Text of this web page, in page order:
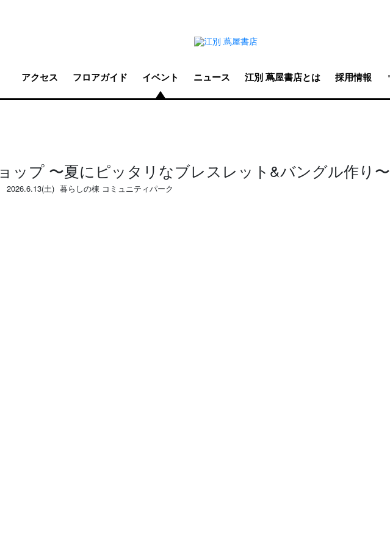
アクセス フロアガイド イベント ニュース 江別 蔦屋書店とは 採用情報
ップ 〜夏にピッタリなブレスレット&バングル作り〜
2026.6.13(土) 暮らしの棟 コミュニティパーク